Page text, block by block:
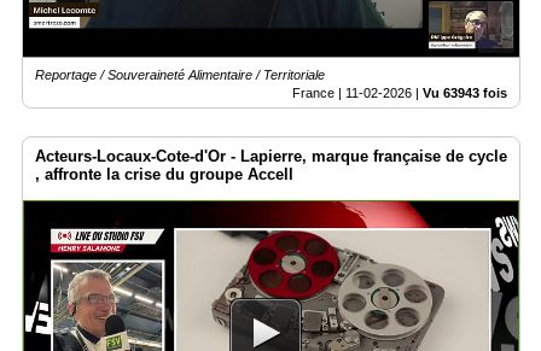
Reportage / Souveraineté Alimentaire / Territoriale
France | 11-02-2026 Vu 63943 fois
Acteurs-Locaux-Cote-d'Or - Lapierre, marque française de cycle
, affronte la crise du groupe Accell